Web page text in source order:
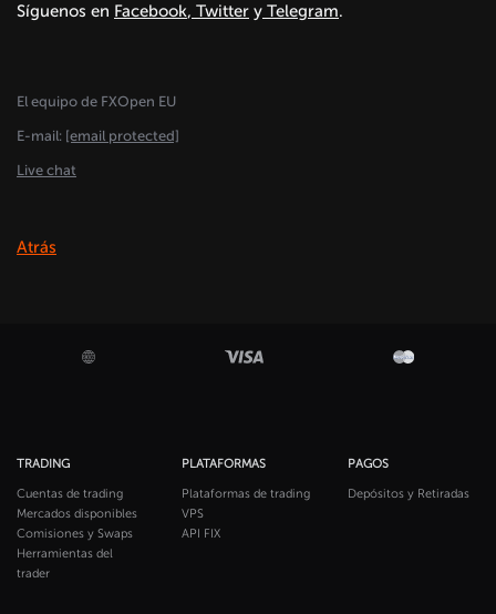
Síguenos en Facebook, Twitter y Telegram.
El equipo de FXOpen EU
E-mail: [email protected]
Live chat
Atrás
TRADING
Cuentas de trading
Mercados disponibles
Comisiones y Swaps
Herramientas del
trader
PLATAFORMAS
Plataformas de trading
VPS
API FIX
PAGOS
Depósitos y Retiradas